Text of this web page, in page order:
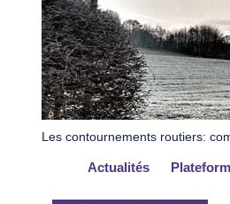
Les contournements routiers:
Actualités